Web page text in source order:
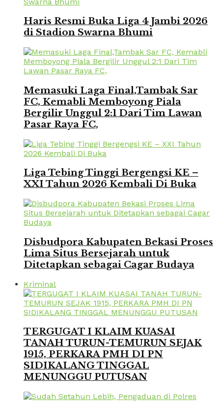
Haris Resmi Buka Liga 4 Jambi 2026
di Stadion Swarna Bhumi
Memasuki Laga Final,Tambak Sar
FC, Kemabli Memboyong Piala
Bergilir Unggul 2:1 Dari Tim Lawan
Pasar Raya FC,
Liga Tebing Tinggi Bergengsi KE –
XXI Tahun 2026 Kembali Di Buka
Disbudpora Kabupaten Bekasi Proses
Lima Situs Bersejarah untuk
Ditetapkan sebagai Cagar Budaya
Kriminal
TERGUGAT I KLAIM KUASAI
TANAH TURUN-TEMURUN SEJAK
1915, PERKARA PMH DI PN
SIDIKALANG TINGGAL
MENUNGGU PUTUSAN